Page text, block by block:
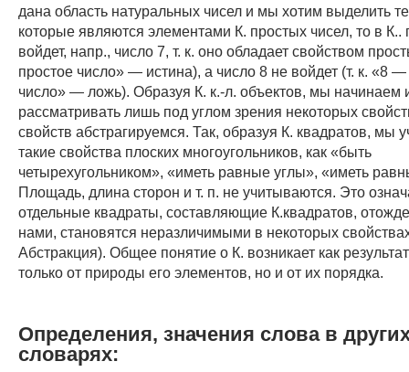
дана область натуральных чисел и мы хотим выделить
которые являются элементами К. простых чисел, то в К..
войдет, напр., число 7, т. к. оно обладает свойством
простое число» — истина), а число 8 не войдет (т. к. «8
число» — ложь). Образуя К. к.-л. объектов, мы начинаем
рассматривать лишь под углом зрения некоторых
свойств абстрагируемся. Так, образуя К. квад­ратов, мы
такие свойства плоских многоугольников, как «быть
четырехугольником», «иметь равные углы», «иметь
Площадь, длина сторон и т. п. не учитываются. Это
отдельные квадраты, составляющие К.квадратов,
нами, становятся неразличимыми в некоторых
Абстракция). Общее понятие о К. возникает как
толь­ко от природы его элементов, но и от их порядка.
Определения, значения слова в
словарях: